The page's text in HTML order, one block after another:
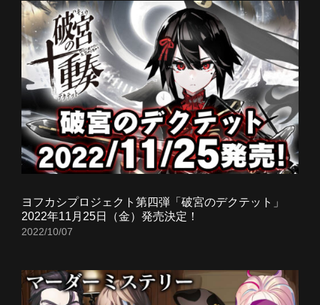
ヨフカシプロジェクト第四弾「破宮のデクテット」
2022年11月25日（金）発売決定！
2022/10/07